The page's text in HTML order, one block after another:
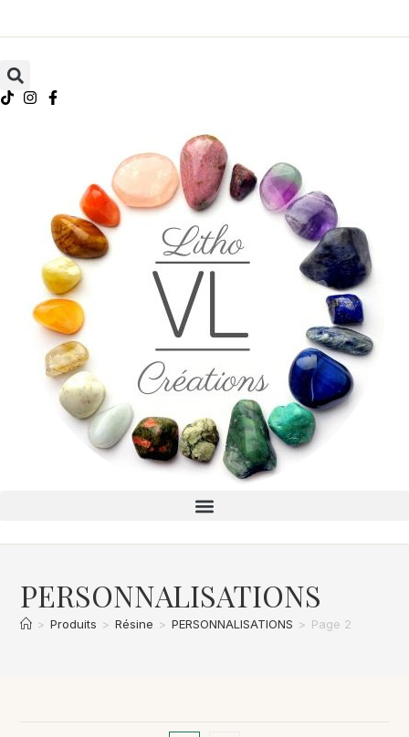
PERSONNALISATIONS
> Produits > Résine > PERSONNALISATIONS > Page 2